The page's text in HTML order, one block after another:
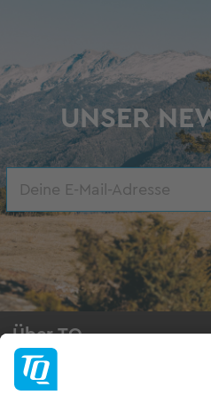
UNSER
Über TQ
TQ-Group